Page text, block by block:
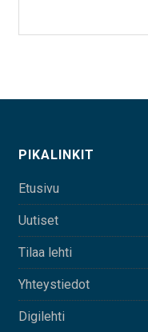
PIKALINKIT
Etusivu
Uutiset
Tilaa lehti
Yhteystiedot
Digilehti